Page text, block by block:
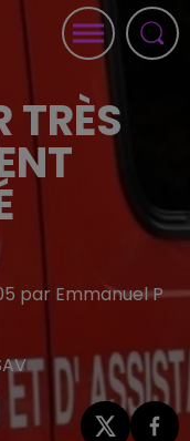
TRÈS
par Emmanuel P